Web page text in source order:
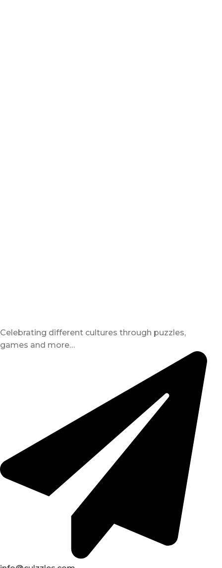
Celebrating different cultures through puzzles,
games and more…